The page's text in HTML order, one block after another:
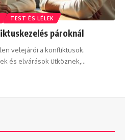
TEST ÉS LÉLEK
pároknál
velejárói a konfliktusok.
és elvárások ütköznek, …